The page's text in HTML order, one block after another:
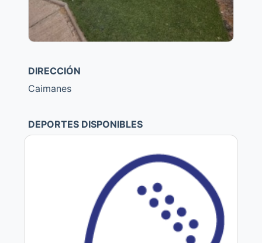
DIRECCIÓN
Caimanes
DEPORTES DISPONIBLES